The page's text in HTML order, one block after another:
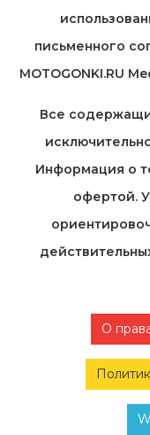
письменного
MOTOGONKI.RU
Все
Информация о
офертой.
О